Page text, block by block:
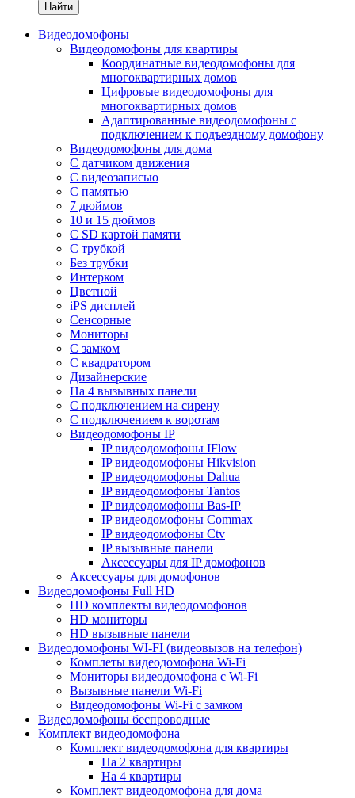
Найти
Видеодомофоны
Видеодомофоны для квартиры
Координатные видеодомофоны для
многоквартирных домов
Цифровые видеодомофоны для
многоквартирных домов
Адаптированные видеодомофоны с
подключением к подъездному домофону
Видеодомофоны для дома
С датчиком движения
С видеозаписью
C памятью
7 дюймов
10 и 15 дюймов
С SD картой памяти
С трубкой
Без трубки
Интерком
Цветной
iPS дисплей
Сенсорные
Мониторы
С замком
C квадратором
Дизайнерские
На 4 вызывных панели
С подключением на сирену
С подключением к воротам
Видеодомофоны IP
IP видеодомофоны IFlow
IP видеодомофоны Hikvision
IP видеодомофоны Dahua
IP видеодомофоны Tantos
IP видеодомофоны Bas-IP
IP видеодомофоны Commax
IP видеодомофоны Ctv
IP вызывные панели
Аксессуары для IP домофонов
Аксессуары для домофонов
Видеодомофоны Full HD
HD комплекты видеодомофонов
HD мониторы
HD вызывные панели
Видеодомофоны WI-FI (видеовызов на телефон)
Комплеты видеодомофона Wi-Fi
Мониторы видеодомофона с Wi-Fi
Вызывные панели Wi-Fi
Видеодомофоны Wi-Fi с замком
Видеодомофоны беспроводные
Комплект видеодомофона
Комплект видеодомофона для квартиры
На 2 квартиры
На 4 квартиры
Комплект видеодомофона для дома